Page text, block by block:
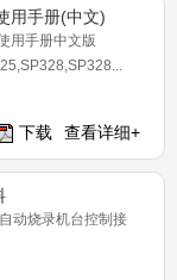
用手册(中文)
用手册中文版
查看详细+
下载
动烧录机台控制接